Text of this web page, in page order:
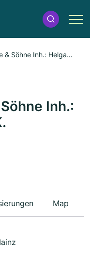
& Söhne Inh.: Helga
Inh.:
Map